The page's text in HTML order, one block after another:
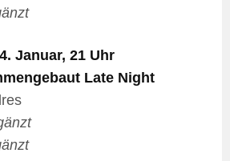
Januar, 21 Uhr
Late Night